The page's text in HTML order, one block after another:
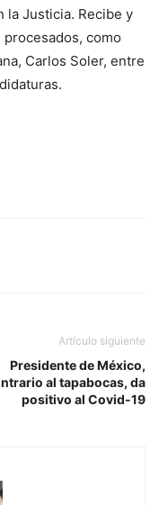
la Justicia. Recibe y
como
Carlos Soler, entre
Artículo siguiente
Presidente de México,
al tapabocas, da
positivo al Covid-19